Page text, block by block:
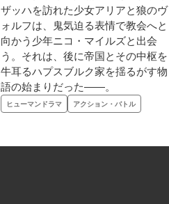
ザッハを訪れた少女アリアと狼のヴ
ォルフは、鬼気迫る表情で教会へと
向かう少年ニコ・マイルズと出会
う。それは、後に帝国とその中枢を
牛耳るハプスブルク家を揺るがす物
語の始まりだった――。
ヒューマンドラマ アクション・バトル